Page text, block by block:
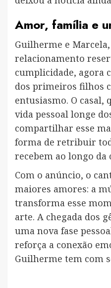
Amor, família e
Guilherme e
relacionamento
cumplicidade, agora
dos primeiros filhos
entusiasmo. O casal,
vida pessoal longe
compartilhar esse
forma de retribuir
recebem ao longo da
Com o anúncio, o
maiores amores: a
transforma esse
arte. A chegada dos
uma nova fase
reforça a conexão
Guilherme tem com